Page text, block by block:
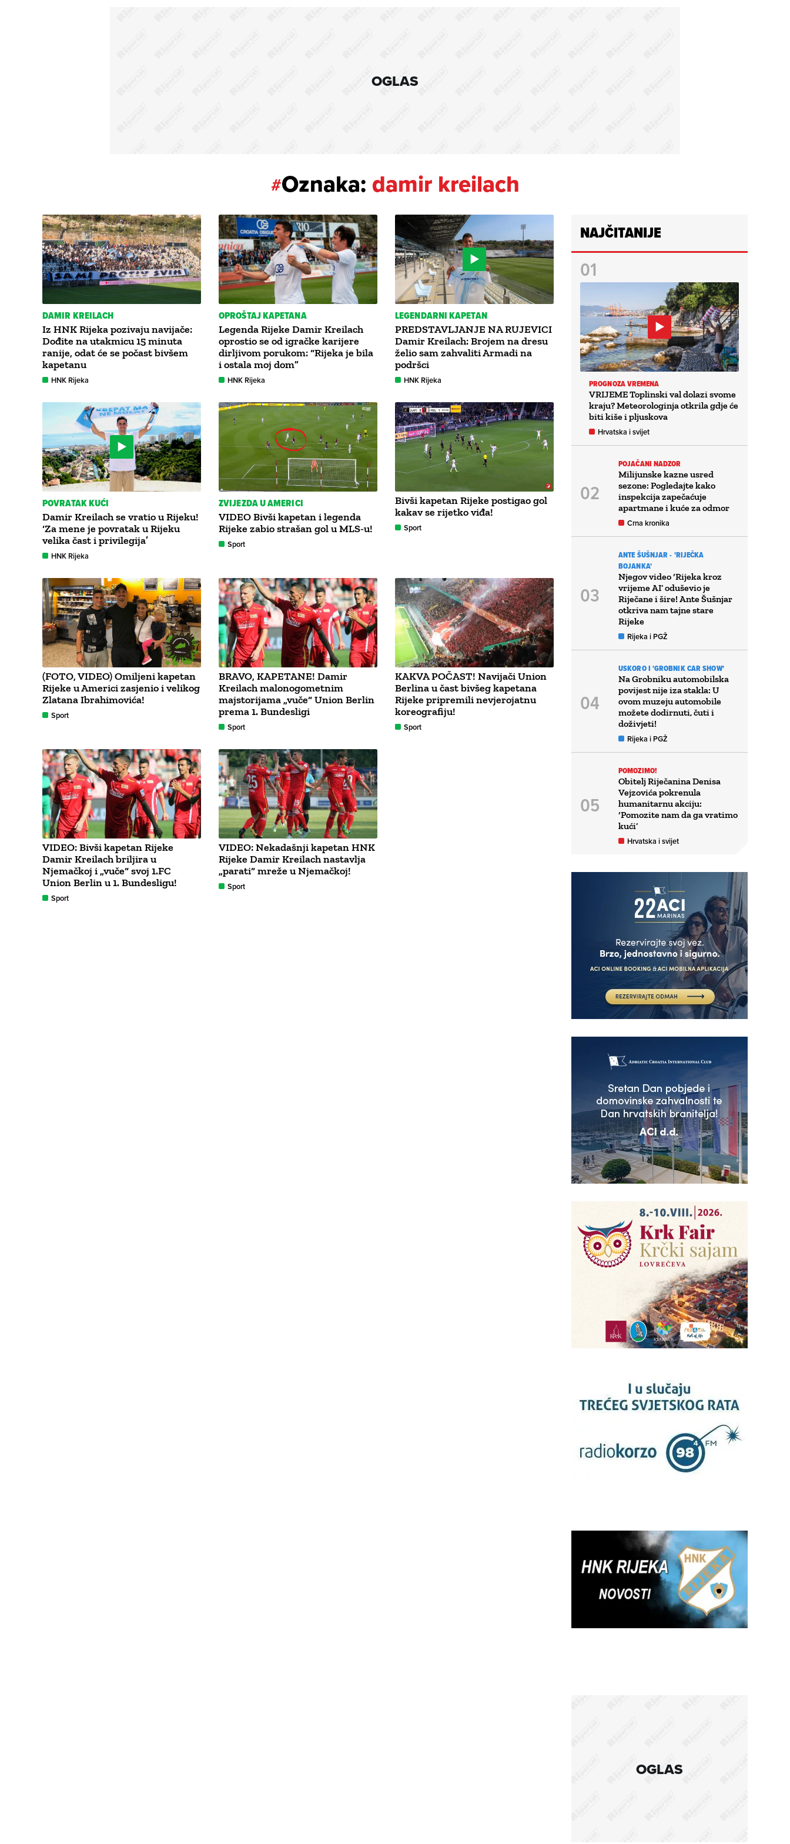
OGLAS
#Oznaka: damir kreilach
DAMIR KREILACH
Iz HNK Rijeka pozivaju navijače:
Dođite na utakmicu 15 minuta
ranije, odat će se počast bivšem
kapetanu
HNK Rijeka
OPROŠTAJ KAPETANA
Legenda Rijeke Damir Kreilach
oprostio se od igračke karijere
dirljivom porukom: “Rijeka je bila
i ostala moj dom”
HNK Rijeka
LEGENDARNI KAPETAN
PREDSTAVLJANJE NA RUJEVICI
Damir Kreilach: Brojem na dresu
želio sam zahvaliti Armadi na
podršci
HNK Rijeka
POVRATAK KUĆI
Damir Kreilach se vratio u Rijeku!
‘Za mene je povratak u Rijeku
velika čast i privilegija’
HNK Rijeka
ZVIJEZDA U AMERICI
VIDEO Bivši kapetan i legenda
Rijeke zabio strašan gol u MLS-u!
Sport
Bivši kapetan Rijeke postigao gol
kakav se rijetko viđa!
Sport
(FOTO, VIDEO) Omiljeni kapetan
Rijeke u Americi zasjenio i velikog
Zlatana Ibrahimovića!
Sport
BRAVO, KAPETANE! Damir
Kreilach malonogometnim
majstorijama „vuče“ Union Berlin
prema 1. Bundesligi
Sport
KAKVA POČAST! Navijači Union
Berlina u čast bivšeg kapetana
Rijeke pripremili nevjerojatnu
koreografiju!
Sport
VIDEO: Bivši kapetan Rijeke
Damir Kreilach briljira u
Njemačkoj i „vuče“ svoj 1.FC
Union Berlin u 1. Bundesligu!
Sport
VIDEO: Nekadašnji kapetan HNK
Rijeke Damir Kreilach nastavlja
„parati“ mreže u Njemačkoj!
Sport
NAJČITANIJE
PROGNOZA VREMENA
VRIJEME Toplinski val dolazi svome
kraju? Meteorologinja otkrila gdje će
biti kiše i pljuskova
Hrvatska i svijet
POJAČANI NADZOR
Milijunske kazne usred
sezone: Pogledajte kako
inspekcija zapečaćuje
apartmane i kuće za odmor
Crna kronika
ANTE ŠUŠNJAR - 'RIJEČKA
BOJANKA'
Njegov video ‘Rijeka kroz
vrijeme AI’ oduševio je
Riječane i šire! Ante Šušnjar
otkriva nam tajne stare
Rijeke
Rijeka i PGŽ
USKORO I 'GROBNIK CAR SHOW'
Na Grobniku automobilska
povijest nije iza stakla: U
ovom muzeju automobile
možete dodirnuti, čuti i
doživjeti!
Rijeka i PGŽ
POMOZIMO!
Obitelj Riječanina Denisa
Vejzovića pokrenula
humanitarnu akciju:
‘Pomozite nam da ga vratimo
kući’
Hrvatska i svijet
OGLAS